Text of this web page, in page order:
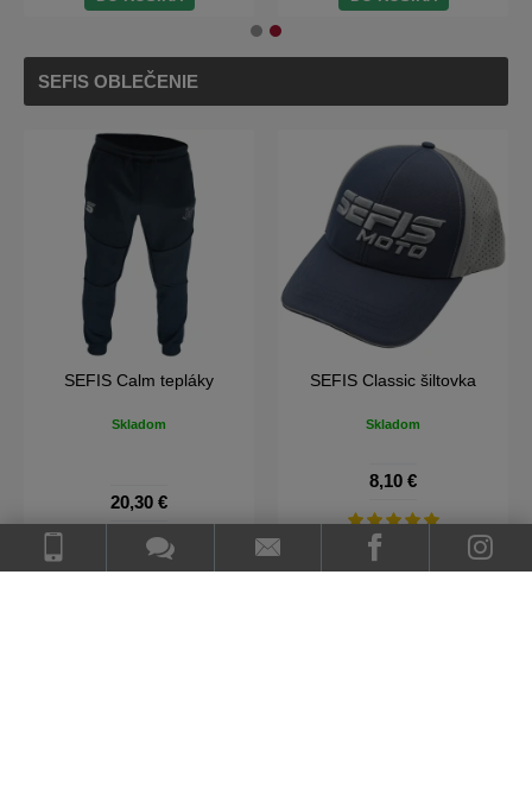
SEFIS OBLEČENIE
SEFIS Calm tepláky
Skladom
20,30 €
DO KOŠÍKA
SEFIS Classic šiltovka
Skladom
8,10 €
DO KOŠÍKA